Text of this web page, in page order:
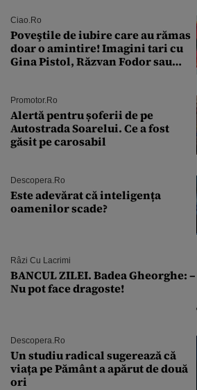
Ciao.ro
Poveştile de iubire care au rămas
doar o amintire! Imagini tari cu
Gina Pistol, Răzvan Fodor sau
Promotor.ro
Alertă pentru șoferii de pe
Autostrada Soarelui. Ce a fost
găsit pe carosabil
Descopera.ro
Este adevărat că inteligența
oamenilor scade?
Râzi Cu Lacrimi
BANCUL ZILEI. Badea Gheorghe: –
Nu pot face dragoste!
Descopera.ro
Un studiu radical sugerează că
viața pe Pământ a apărut de două
ori